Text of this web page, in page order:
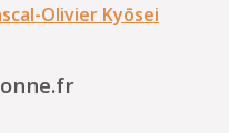
Olivier Kyōsei